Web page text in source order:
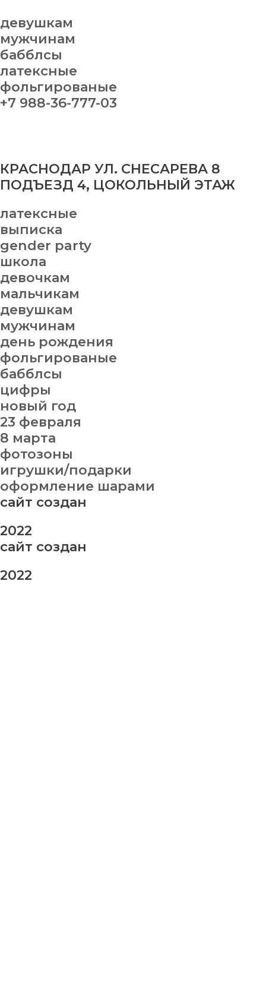
девушкам
мужчинам
бабблсы
латексные
фольгированые
+7 988-36-777-03
КРАСНОДАР УЛ. СНЕСАРЕВА 8
ПОДЪЕЗД 4, ЦОКОЛЬНЫЙ ЭТАЖ
латексные
выписка
gender party
школа
девочкам
мальчикам
девушкам
мужчинам
день рождения
фольгированые
бабблсы
цифры
новый год
23 февраля
8 марта
фотозоны
игрушки/подарки
оформление шарами
сайт создан
2022
сайт создан
2022